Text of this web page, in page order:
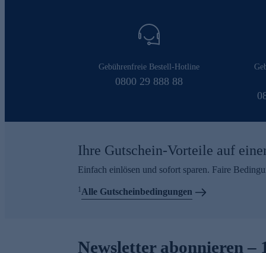
Gebührenfreie Bestell-Hotline
0800 29 888 88
Ihre Gutschein-Vorteile auf
Einfach einlösen und sofort sparen. Faire
1Alle Gutscheinbedingungen
Newsletter abonnieren –